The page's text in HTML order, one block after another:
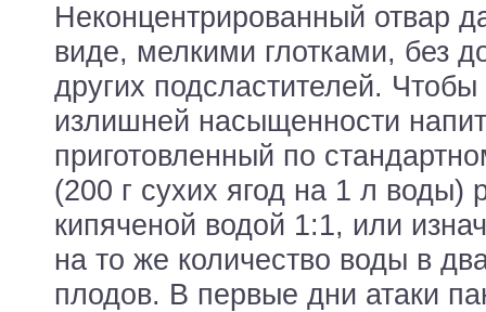
Неконцентрированный отвар
виде, мелкими глотками, без
других подсластителей. Чтобы
излишней насыщенности
приготовленный по
(200 г сухих ягод на 1 л воды)
кипяченой водой 1:1, или
на то же количество воды в
плодов. В первые дни атаки